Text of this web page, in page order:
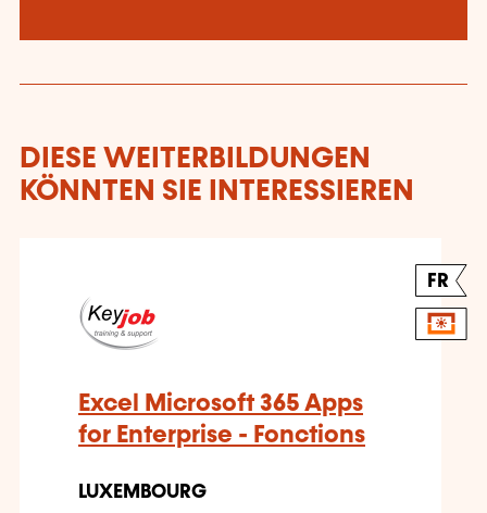
DIESE WEITERBILDUNGEN
KÖNNTEN SIE INTERESSIEREN
FR
Excel Microsoft 365 Apps
for Enterprise - Fonctions
LUXEMBOURG